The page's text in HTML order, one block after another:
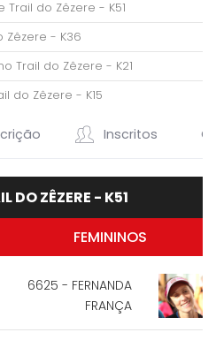
Trail do Zêzere - K51
Zêzere - K36
Trail do Zêzere - K21
do Zêzere - K15
Inscritos
DO ZÊZERE - K51
FEMININOS
6625 - FERNANDA
FRANÇA